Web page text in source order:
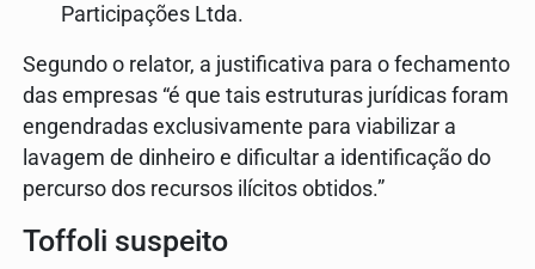
Participações Ltda.
Segundo o relator, a justificativa para o fechamento
das empresas “é que tais estruturas jurídicas foram
engendradas exclusivamente para viabilizar a
lavagem de dinheiro e dificultar a identificação do
percurso dos recursos ilícitos obtidos.”
Toffoli suspeito